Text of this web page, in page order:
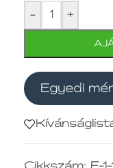
- +
Egyedi
Cikkszám: F-